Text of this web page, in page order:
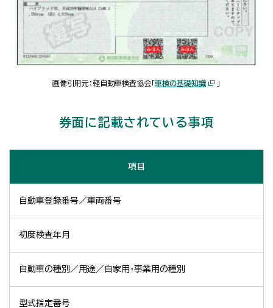
画像引用元：軽自動車検査協会「車検の基礎知識 」
券面に記載されている事項
項目
自動車登録番号／車両番号
初度検査年月
自動車の種別／用途／自家用・事業用の種別
型式指定番号